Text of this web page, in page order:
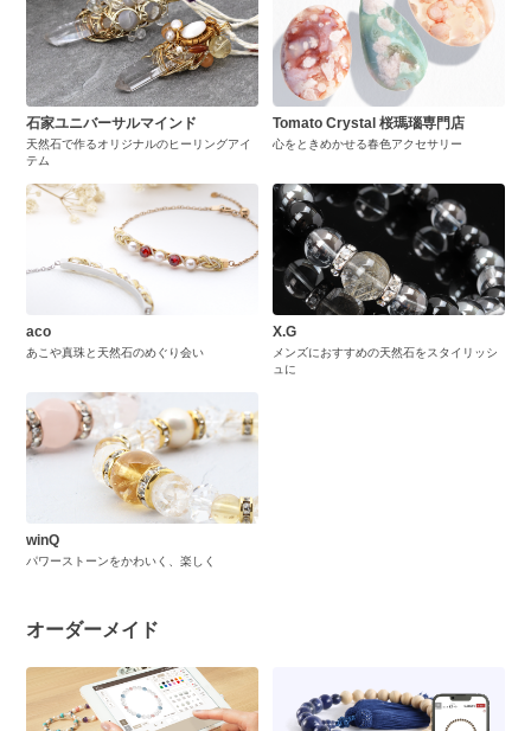
石家ユニバーサルマインド
天然石で作るオリジナルのヒーリングアイ
テム
Tomato Crystal 桜瑪瑙専門店
心をときめかせる春色アクセサリー
aco
あこや真珠と天然石のめぐり会い
X.G
メンズにおすすめの天然石をスタイリッシ
ュに
winQ
パワーストーンをかわいく、楽しく
オーダーメイド